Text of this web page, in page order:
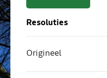
Resoluties
Origineel